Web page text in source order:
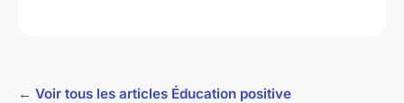
← Voir tous les articles Éducation positive